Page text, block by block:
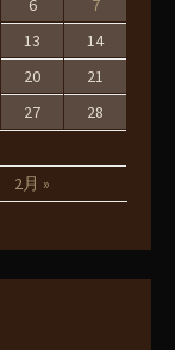
2月 »
6
7
13
14
20
21
27
28